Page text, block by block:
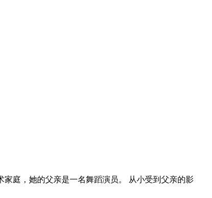
庭，她的父亲是一名舞蹈演员。 从小受到父亲的影